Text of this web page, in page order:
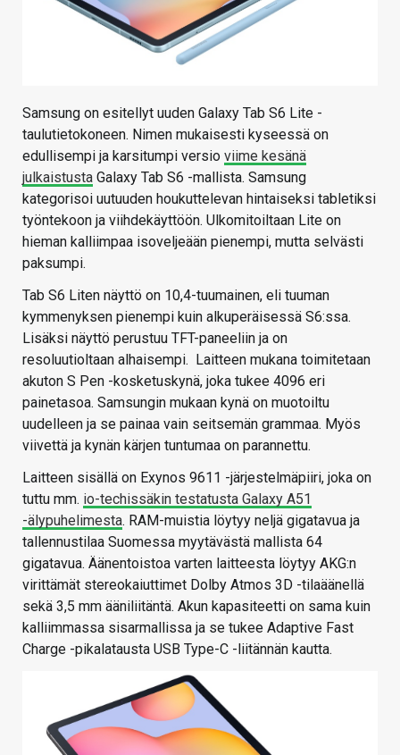
Samsung on esitellyt uuden Galaxy Tab S6 Lite -
taulutietokoneen. Nimen mukaisesti kyseessä on
edullisempi ja karsitumpi versio viime kesänä
julkaistusta Galaxy Tab S6 -mallista. Samsung
kategorisoi uutuuden houkuttelevan hintaiseksi tabletiksi
työntekoon ja viihdekäyttöön. Ulkomitoiltaan Lite on
hieman kalliimpaa isoveljeään pienempi, mutta selvästi
paksumpi.
Tab S6 Liten näyttö on 10,4-tuumainen, eli tuuman
kymmenyksen pienempi kuin alkuperäisessä S6:ssa.
Lisäksi näyttö perustuu TFT-paneeliin ja on
resoluutioltaan alhaisempi. Laitteen mukana toimitetaan
akuton S Pen -kosketuskynä, joka tukee 4096 eri
painetasoa. Samsungin mukaan kynä on muotoiltu
uudelleen ja se painaa vain seitsemän grammaa. Myös
viivettä ja kynän kärjen tuntumaa on parannettu.
Laitteen sisällä on Exynos 9611 -järjestelmäpiiri, joka on
tuttu mm. io-techissäkin testatusta Galaxy A51
-älypuhelimesta. RAM-muistia löytyy neljä gigatavua ja
tallennustilaa Suomessa myytävästä mallista 64
gigatavua. Äänentoistoa varten laitteesta löytyy AKG:n
virittämät stereokaiuttimet Dolby Atmos 3D -tilaäänellä
sekä 3,5 mm ääniliitäntä. Akun kapasiteetti on sama kuin
kalliimmassa sisarmallissa ja se tukee Adaptive Fast
Charge -pikalatausta USB Type-C -liitännän kautta.